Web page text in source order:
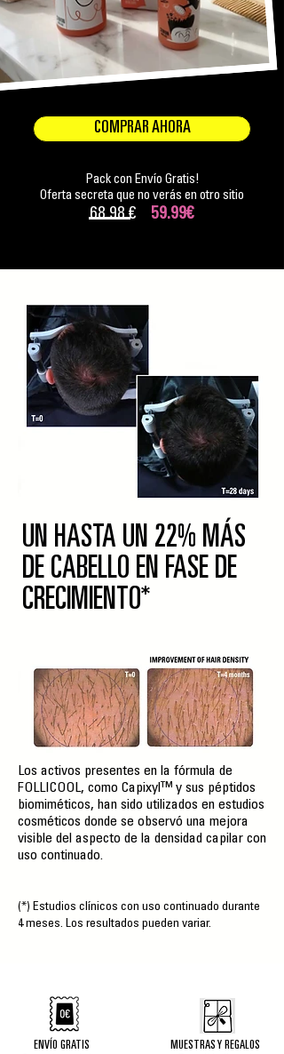
COMPRAR AHORA
Pack con Envío Gratis!
Oferta secreta que no verás en otro sitio
68.98 € 59.99€
UN HASTA UN 22% MÁS
DE CABELLO EN FASE DE
CRECIMIENTO*
Los activos presentes en la fórmula de
FOLLICOOL, como Capixyl™ y sus péptidos
biomiméticos, han sido utilizados en estudios
cosméticos donde se observó una mejora
visible del aspecto de la densidad capilar con
uso continuado.
(*) Estudios clínicos con uso continuado durante
4 meses. Los resultados pueden variar.
ENVÍO GRATIS MUESTRAS Y REGALOS